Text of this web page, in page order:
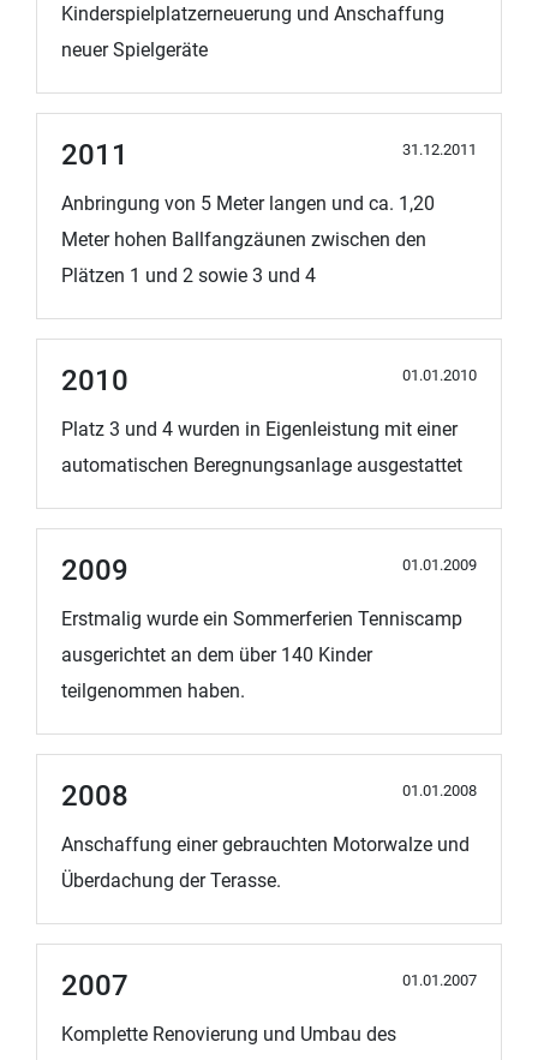
Kinderspielplatzerneuerung und Anschaffung
neuer Spielgeräte
31.12.2011
2011
Anbringung von 5 Meter langen und ca. 1,20
Meter hohen Ballfangzäunen zwischen den
Plätzen 1 und 2 sowie 3 und 4
01.01.2010
2010
Platz 3 und 4 wurden in Eigenleistung mit einer
automatischen Beregnungsanlage ausgestattet
01.01.2009
2009
Erstmalig wurde ein Sommerferien Tenniscamp
ausgerichtet an dem über 140 Kinder
teilgenommen haben.
01.01.2008
2008
Anschaffung einer gebrauchten Motorwalze und
Überdachung der Terasse.
01.01.2007
2007
Komplette Renovierung und Umbau des